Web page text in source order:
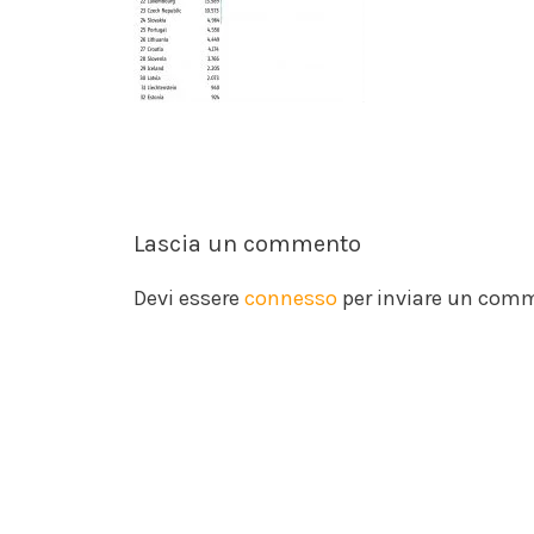
Lascia un commento
Devi essere connesso per inviare un